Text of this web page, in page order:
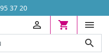
37 20
OD 13,70 ZŁ



